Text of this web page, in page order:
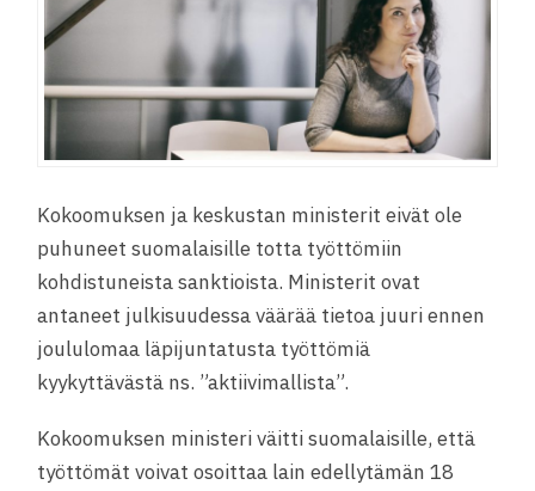
Kokoomuksen ja keskustan ministerit eivät ole
puhuneet suomalaisille totta työttömiin
kohdistuneista sanktioista. Ministerit ovat
antaneet julkisuudessa väärää tietoa juuri ennen
joululomaa läpijuntatusta työttömiä
kyykyttävästä ns. ”aktiivimallista”.
Kokoomuksen ministeri väitti suomalaisille, että
työttömät voivat osoittaa lain edellytämän 18